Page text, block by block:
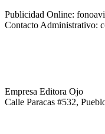
Publicidad Online:
Contacto Administrativo:
Empresa Editora Ojo
Calle Paracas #532,